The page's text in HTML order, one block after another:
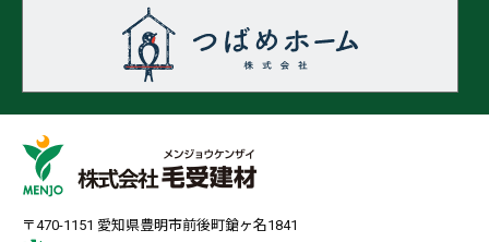
〒470-1151 愛知県豊明市前後町鎗ヶ名1841